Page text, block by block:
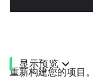
显示预览
重新构建您的项目